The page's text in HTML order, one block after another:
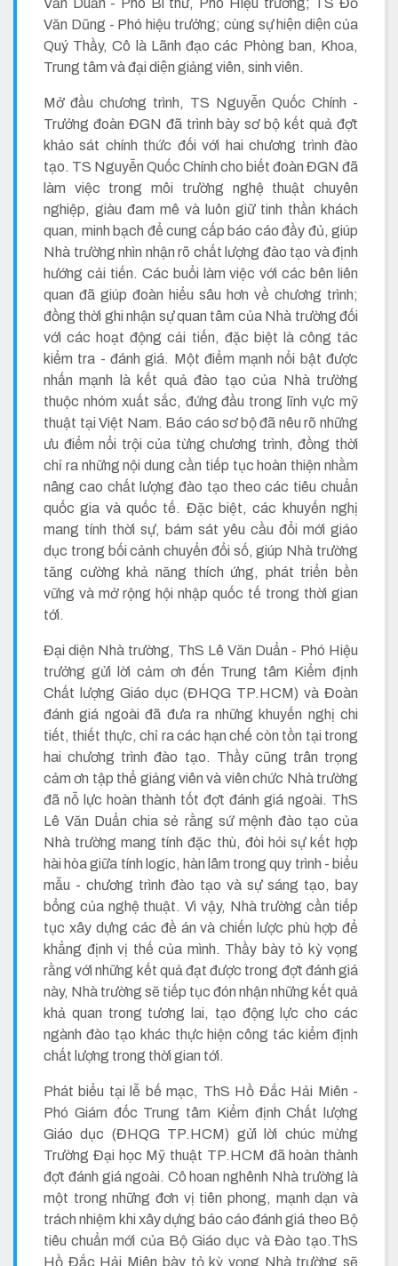
Văn Duẩn - Phó Bí thư, Phó Hiệu trưởng; TS Đỗ
Văn Dũng - Phó hiệu trưởng; cùng sự hiện diện của
Quý Thầy, Cô là Lãnh đạo các Phòng ban, Khoa,
Trung tâm và đại diện giảng viên, sinh viên.
Mở đầu chương trình, TS Nguyễn Quốc Chính -
Trưởng đoàn ĐGN đã trình bày sơ bộ kết quả đợt
khảo sát chính thức đối với hai chương trình đào
tạo. TS Nguyễn Quốc Chính cho biết đoàn ĐGN đã
làm việc trong môi trường nghệ thuật chuyên
nghiệp, giàu đam mê và luôn giữ tinh thần khách
quan, minh bạch để cung cấp báo cáo đầy đủ, giúp
Nhà trường nhìn nhận rõ chất lượng đào tạo và định
hướng cải tiến. Các buổi làm việc với các bên liên
quan đã giúp đoàn hiểu sâu hơn về chương trình;
đồng thời ghi nhận sự quan tâm của Nhà trường đối
với các hoạt động cải tiến, đặc biệt là công tác
kiểm tra - đánh giá. Một điểm mạnh nổi bật được
nhấn mạnh là kết quả đào tạo của Nhà trường
thuộc nhóm xuất sắc, đứng đầu trong lĩnh vực mỹ
thuật tại Việt Nam. Báo cáo sơ bộ đã nêu rõ những
ưu điểm nổi trội của từng chương trình, đồng thời
chỉ ra những nội dung cần tiếp tục hoàn thiện nhằm
nâng cao chất lượng đào tạo theo các tiêu chuẩn
quốc gia và quốc tế. Đặc biệt, các khuyến nghị
mang tính thời sự, bám sát yêu cầu đổi mới giáo
dục trong bối cảnh chuyển đổi số, giúp Nhà trường
tăng cường khả năng thích ứng, phát triển bền
vững và mở rộng hội nhập quốc tế trong thời gian
tới.
Đại diện Nhà trường, ThS Lê Văn Duẩn - Phó Hiệu
trưởng gửi lời cảm ơn đến Trung tâm Kiểm định
Chất lượng Giáo dục (ĐHQG TP.HCM) và Đoàn
đánh giá ngoài đã đưa ra những khuyến nghị chi
tiết, thiết thực, chỉ ra các hạn chế còn tồn tại trong
hai chương trình đào tạo. Thầy cũng trân trọng
cảm ơn tập thể giảng viên và viên chức Nhà trường
đã nỗ lực hoàn thành tốt đợt đánh giá ngoài. ThS
Lê Văn Duẩn chia sẻ rằng sứ mệnh đào tạo của
Nhà trường mang tính đặc thù, đòi hỏi sự kết hợp
hài hòa giữa tính logic, hàn lâm trong quy trình - biểu
mẫu - chương trình đào tạo và sự sáng tạo, bay
bổng của nghệ thuật. Vì vậy, Nhà trường cần tiếp
tục xây dựng các đề án và chiến lược phù hợp để
khẳng định vị thế của mình. Thầy bày tỏ kỳ vọng
rằng với những kết quả đạt được trong đợt đánh giá
này, Nhà trường sẽ tiếp tục đón nhận những kết quả
khả quan trong tương lai, tạo động lực cho các
ngành đào tạo khác thực hiện công tác kiểm định
chất lượng trong thời gian tới.
Phát biểu tại lễ bế mạc, ThS Hồ Đắc Hải Miên -
Phó Giám đốc Trung tâm Kiểm định Chất lượng
Giáo dục (ĐHQG TP.HCM) gửi lời chúc mừng
Trường Đại học Mỹ thuật TP.HCM đã hoàn thành
đợt đánh giá ngoài. Cô hoan nghênh Nhà trường là
một trong những đơn vị tiên phong, mạnh dạn và
trách nhiệm khi xây dựng báo cáo đánh giá theo Bộ
tiêu chuẩn mới của Bộ Giáo dục và Đào tạo.ThS
Hồ Đắc Hải Miên bày tỏ kỳ vọng Nhà trường sẽ